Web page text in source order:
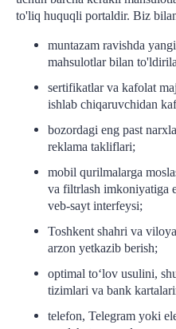
to'liq huquqli portaldir. Biz
muntazam ravishda
mahsulotlar bilan
sertifikatlar va kafolat
ishlab chiqaruvchidan
bozordagi eng past
reklama takliflari;
mobil qurilmalarga
va filtrlash imkoniyatiga
veb-sayt interfeysi;
Toshkent shahri va
arzon yetkazib berish;
optimal to‘lov usulini,
tizimlari va bank
telefon, Telegram yoki